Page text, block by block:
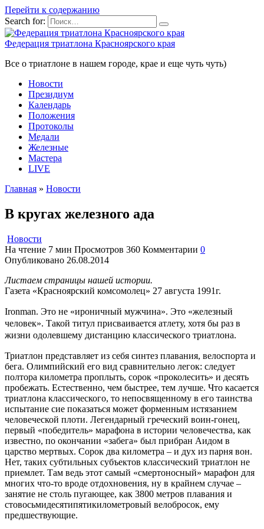
Перейти к содержанию
Search for:
Федерация триатлона Красноярского края
Все о триатлоне в нашем городе, крае и еще чуть чуть)
Новости
Президиум
Календарь
Положения
Протоколы
Медали
Железные
Мастера
LIVE
Главная » Новости
В кругах железного ада
Новости
На чтение 7 мин Просмотров 360 Комментарии 0
Опубликовано 26.08.2014
Листаем страницы нашей истории.
Газета «Красноярский комсомолец» 27 августа 1991г.
Ironman. Это не «ироничный мужчина». Это «железный
человек». Такой титул присваивается атлету, хотя бы раз в
жизни одолевшему дистанцию классического триатлона.
Триатлон представляет из себя синтез плавания, велоспорта и
бега. Олимпийский его вид сравнительно легок: следует
полтора километра проплыть, сорок «проколесить» и десять
пробежать. Естественно, чем быстрее, тем лучше. Что касается
триатлона классического, то непосвященному в его таинства
испытание сие показаться может форменным истязанием
человеческой плоти. Легендарный греческий воин-гонец,
первый «победитель» марафона в истории человечества, как
известно, по окончании «забега» был прибран Аидом в
царство мертвых. Сорок два километра – и дух из парня вон.
Нет, таких субтильных субъектов классический триатлон не
приемлет. Там ведь этот самый «смертоносный» марафон для
многих что-то вроде отдохновения, ну в крайнем случае –
занятие не столь пугающее, как 3800 метров плавания и
стовосьмидесятипятикилометровый велобросок, ему
предшествующие.